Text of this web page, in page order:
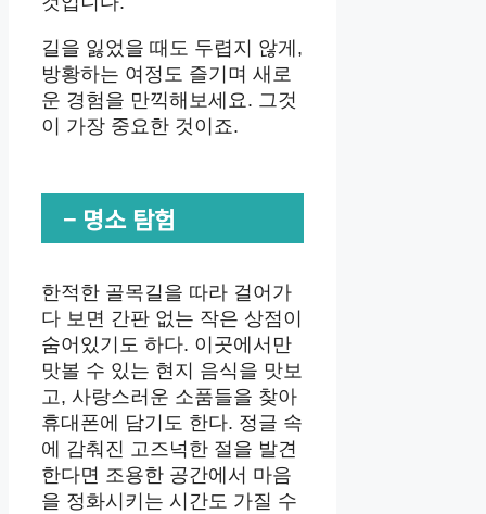
길을 잃었을 때도 두렵지 않게,
방황하는 여정도 즐기며 새로
운 경험을 만끽해보세요. 그것
이 가장 중요한 것이죠.
– 명소 탐험
한적한 골목길을 따라 걸어가
다 보면 간판 없는 작은 상점이
숨어있기도 하다. 이곳에서만
맛볼 수 있는 현지 음식을 맛보
고, 사랑스러운 소품들을 찾아
휴대폰에 담기도 한다. 정글 속
에 감춰진 고즈넉한 절을 발견
한다면 조용한 공간에서 마음
을 정화시키는 시간도 가질 수